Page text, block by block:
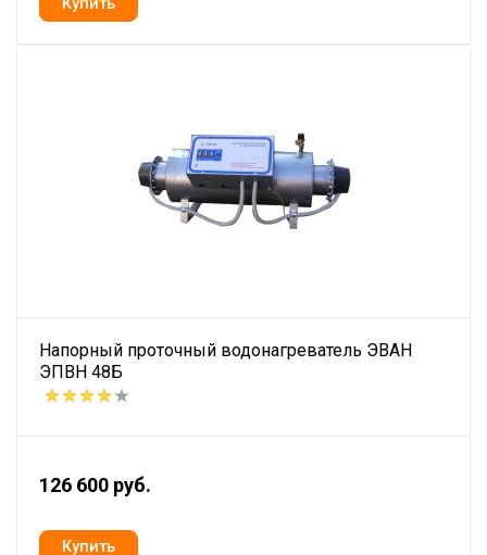
Напорный проточный водонагреватель ЭВАН
ЭПВН 48Б
126 600 руб.